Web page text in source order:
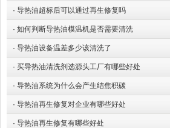
· 导热油超标后可以通过再生修复吗
· 如何判断导热油模温机是否需要清洗
· 导热油设备温差多少该清洗了
· 买导热油清洗剂选源头工厂有哪些好处
· 导热油系统为什么会产生结焦积碳
· 导热油再生修复对企业有哪些好处
· 导热油再生修复有哪些好处